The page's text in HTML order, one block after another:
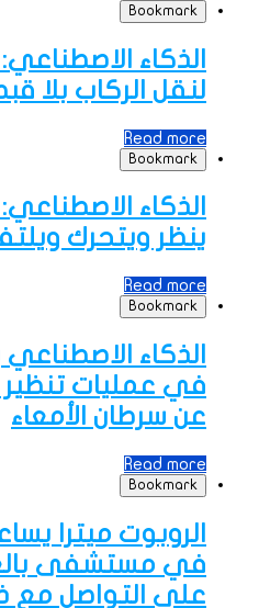
Bookmark
الذكاء
لنقل الركاب بلا
Read more
Bookmark
الذكاء
ينظر ويتحرك
Read more
Bookmark
الذكاء الاصطناعي
في عمليات
عن سرطان الأمعاء
Read more
Bookmark
الروبوت ميترا
في مستشفى
على التواصل مع